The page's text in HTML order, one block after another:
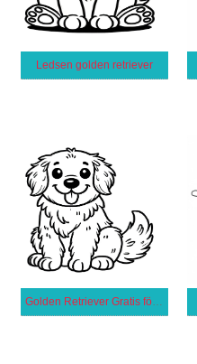
Ledsen golden retriever
Golden Retriever Gratis för Barn